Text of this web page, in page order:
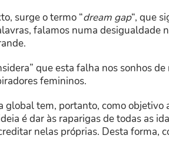
surge o termo “dream gap“, que
falamos numa desigualdade
que esta falha nos sonhos
femininos.
global tem, portanto, como objetivo
é dar às raparigas de todas as
nelas próprias. Desta forma,